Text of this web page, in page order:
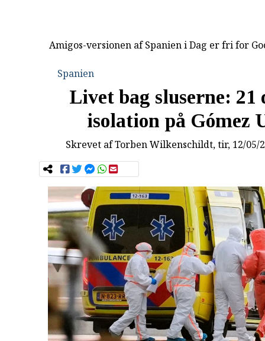
Amigos-versionen af Spanien i Dag er fri for
Spanien
Livet bag sluserne: 21
isolation på Gómez
Skrevet afTorben Wilkenschildt, tir, 12/05/